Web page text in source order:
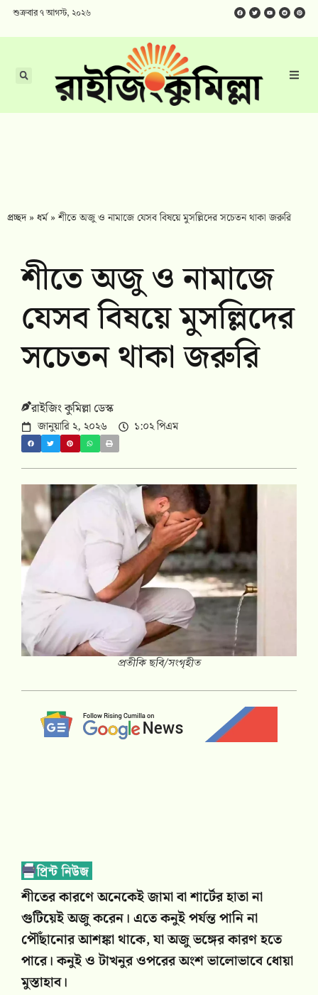
শুক্রবার ৭ আগস্ট, ২০২৬
প্রচ্ছদ»ধর্ম»শীতে অজু ও নামাজে যেসব বিষয়ে মুসল্লিদের সচেতন থাকা জরুরি
শীতে অজু ও নামাজে
যেসব বিষয়ে মুসল্লিদের
সচেতন থাকা জরুরি
রাইজিং কুমিল্লা ডেস্ক
জানুয়ারি ২, ২০২৬ ১:০২ পিএম
প্রতীকি ছবি/সংগৃহীত
শীতের কারণে অনেকেই জামা বা শার্টের হাতা না
গুটিয়েই অজু করেন। এতে কনুই পর্যন্ত পানি না
পৌঁছানোর আশঙ্কা থাকে, যা অজু ভঙ্গের কারণ হতে
পারে। কনুই ও টাখনুর ওপরের অংশ ভালোভাবে ধোয়া
মুস্তাহাব।